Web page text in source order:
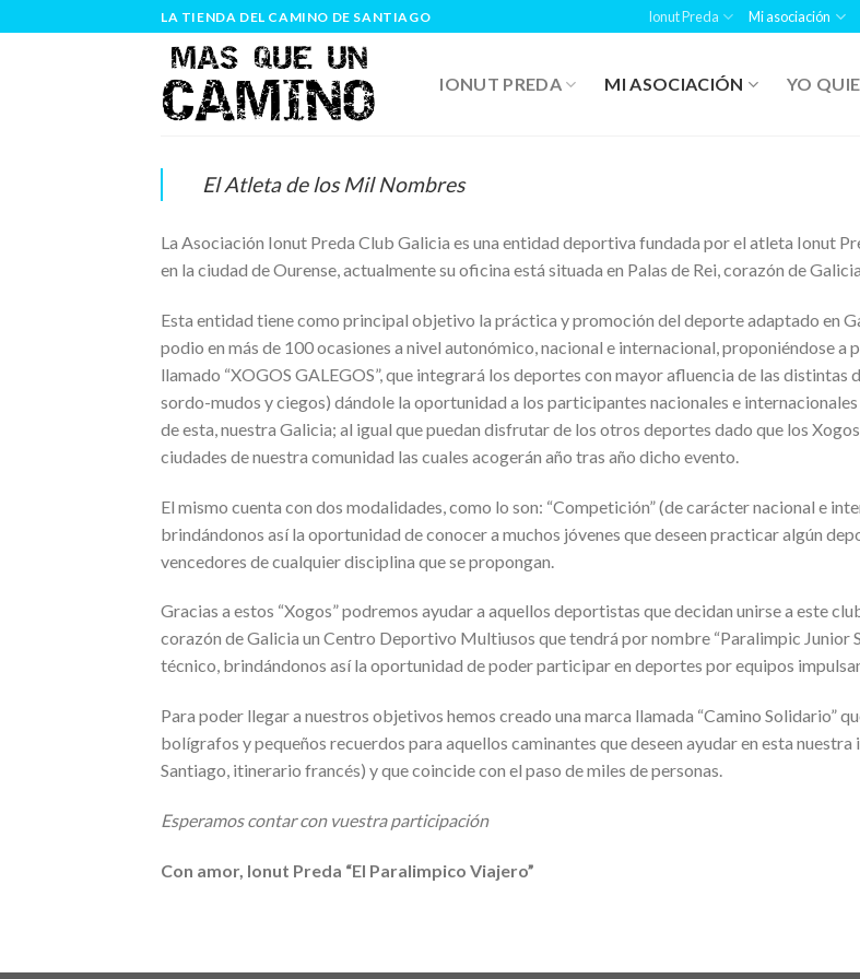
to
LA TIENDA DEL CAMINO DE SANTIAGO Ionut Preda Mi asociación
IONUT PREDA MI ASOCIACIÓN YO
El Atleta de los Mil Nombres
La Asociación Ionut Preda Club Galicia es una entidad deportiva fundada por el atleta Ionut
en la ciudad de Ourense, actualmente su oficina está situada en Palas de Rei, corazón de
Esta entidad tiene como principal objetivo la práctica y promoción del deporte adaptado en
podio en más de 100 ocasiones a nivel autonómico, nacional e internacional, proponiéndose
llamado “XOGOS GALEGOS”, que integrará los deportes con mayor afluencia de las
sordo-mudos y ciegos) dándole la oportunidad a los participantes nacionales e
de esta, nuestra Galicia; al igual que puedan disfrutar de los otros deportes dado que los
ciudades de nuestra comunidad las cuales acogerán año tras año dicho evento.
El mismo cuenta con dos modalidades, como lo son: “Competición” (de carácter nacional e
brindándonos así la oportunidad de conocer a muchos jóvenes que deseen practicar algún
vencedores de cualquier disciplina que se propongan.
Gracias a estos “Xogos” podremos ayudar a aquellos deportistas que decidan unirse a este
corazón de Galicia un Centro Deportivo Multiusos que tendrá por nombre “Paralimpic Junior
técnico, brindándonos así la oportunidad de poder participar en deportes por equipos
Para poder llegar a nuestros objetivos hemos creado una marca llamada “Camino Solidario”
bolígrafos y pequeños recuerdos para aquellos caminantes que deseen ayudar en esta
Santiago, itinerario francés) y que coincide con el paso de miles de personas.
Esperamos contar con vuestra participación
Con amor, Ionut Preda “El Paralimpico Viajero”